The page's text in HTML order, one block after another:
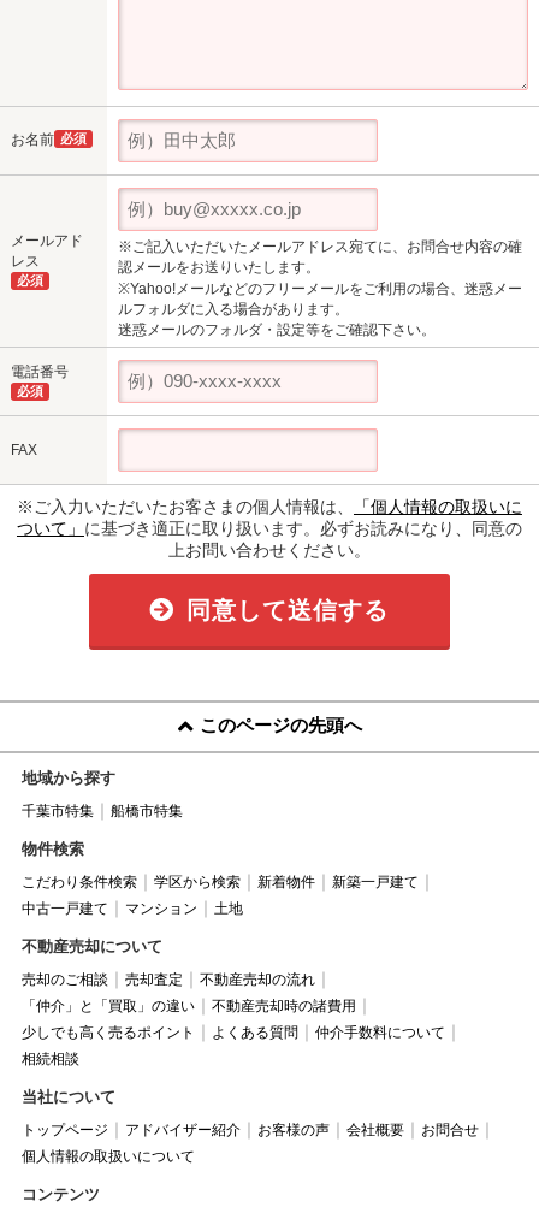
お名前 必須
メールアド
レス
必須
※ご記入いただいたメールアドレス宛てに、お問合せ内容の確
認メールをお送りいたします。
※Yahoo!メールなどのフリーメールをご利用の場合、迷惑メー
ルフォルダに入る場合があります。
迷惑メールのフォルダ・設定等をご確認下さい。
電話番号
必須
FAX
※ご入力いただいたお客さまの個人情報は、
「個人情報の取扱いに
ついて」 に基づき適正に取り扱います。必ずお読みになり、同意の
上お問い合わせください。
同意して送信する
このページの先頭へ
地域から探す
千葉市特集 船橋市特集
物件検索
こだわり条件検索 学区から検索 新着物件
新築一戸建て
中古一戸建て
マンション 土地
不動産売却について
売却のご相談 売却査定
不動産売却の流れ
「仲介」と「買取」の違い
不動産売却時の諸費用
少しでも高く売るポイント
よくある質問
仲介手数料について
相続相談
当社について
トップページ アドバイザー紹介 お客様の声 会社概要
お問合せ
個人情報の取扱いについて
コンテンツ